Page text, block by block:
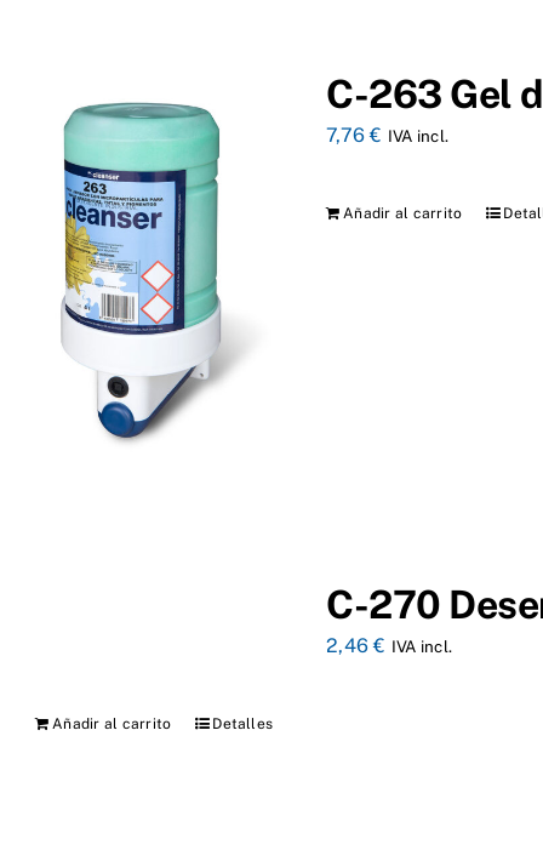
C-263 Gel
7,76€ IVA incl.
Añadir al carrito
C-270
2,46€ IVA incl.
Añadir al carrito Detalles